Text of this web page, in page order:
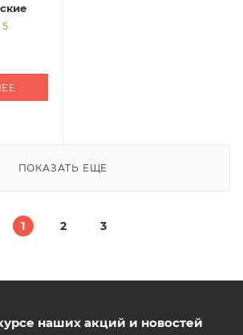
5
ПОКАЗАТЬ ЕЩЕ
1 2 3
наших акций и новостей